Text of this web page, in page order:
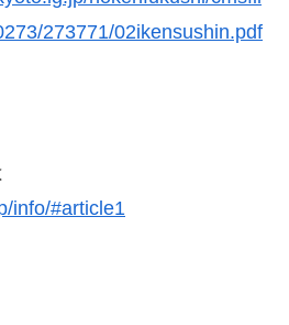
273771/02ikensushin.pdf
info/#article1